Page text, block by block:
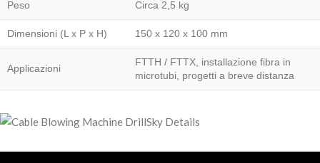
Peso Circa 2,5 kg
Dimensioni (L x P x H) 150 x 120 x 100 mm
Applicazioni
FTTH / FTTX, installazione fibra in
microtubi, progetti a breve distanza